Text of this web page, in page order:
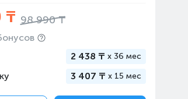
₸ 98 990 ₸
2 438 ₸ x 36 мес
3 407 ₸ x 15 мес